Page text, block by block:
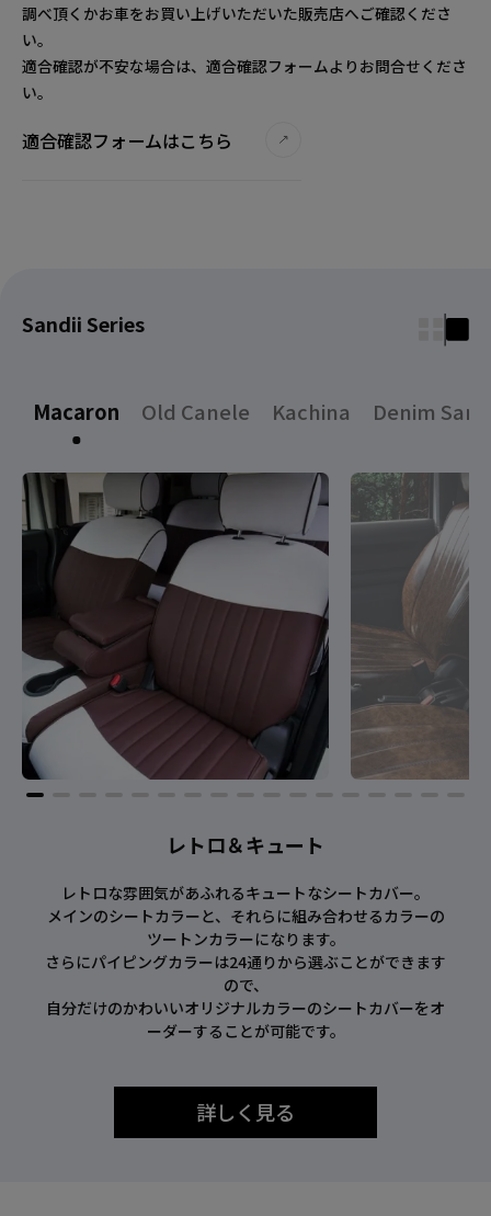
調べ頂くかお車をお買い上げいただいた販売店へご確認くださ
い。
適合確認が不安な場合は、適合確認フォームよりお問合せくださ
い。
適合確認フォームはこちら
Sandii Series
Macaron Old Canele Kachina Denim Sand
レトロ＆キュート
レトロな雰囲気があふれるキュートなシートカバー。
メインのシートカラーと、それらに組み合わせるカラーの
ツートンカラーになります。
さらにパイピングカラーは24通りから選ぶことができます
ので、
自分だけのかわいいオリジナルカラーのシートカバーをオ
ーダーすることが可能です。
詳しく見る